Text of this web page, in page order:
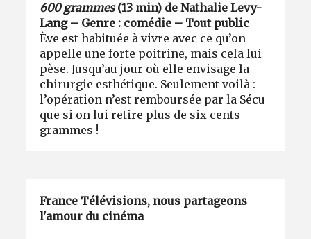
600 grammes(13 min) de Nathalie Levy-
Lang – Genre : comédie – Tout public
Ève est habituée à vivre avec ce qu’on
appelle une forte poitrine, mais cela lui
pèse. Jusqu’au jour où elle envisage la
chirurgie esthétique. Seulement voilà :
l’opération n’est remboursée par la Sécu
que si on lui retire plus de six cents
grammes !
France Télévisions, nous partageons
l'amour du cinéma